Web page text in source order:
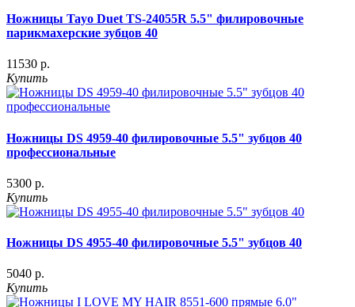
Ножницы Tayo Duet TS-24055R 5.5" филировочные
парикмахерские зубцов 40
11530 р.
Купить
Ножницы DS 4959-40 филировочные 5.5" зубцов 40
профессиональные
5300 р.
Купить
Ножницы DS 4955-40 филировочные 5.5" зубцов 40
5040 р.
Купить